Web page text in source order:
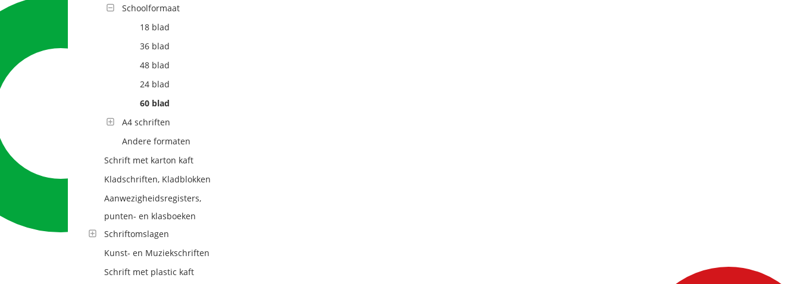
Schoolformaat
18 blad
36 blad
48 blad
24 blad
60 blad
A4 schriften
Andere formaten
Schrift met karton kaft
Kladschriften, Kladblokken
Aanwezigheidsregisters,
punten- en klasboeken
Schriftomslagen
Kunst- en Muziekschriften
Schrift met plastic kaft